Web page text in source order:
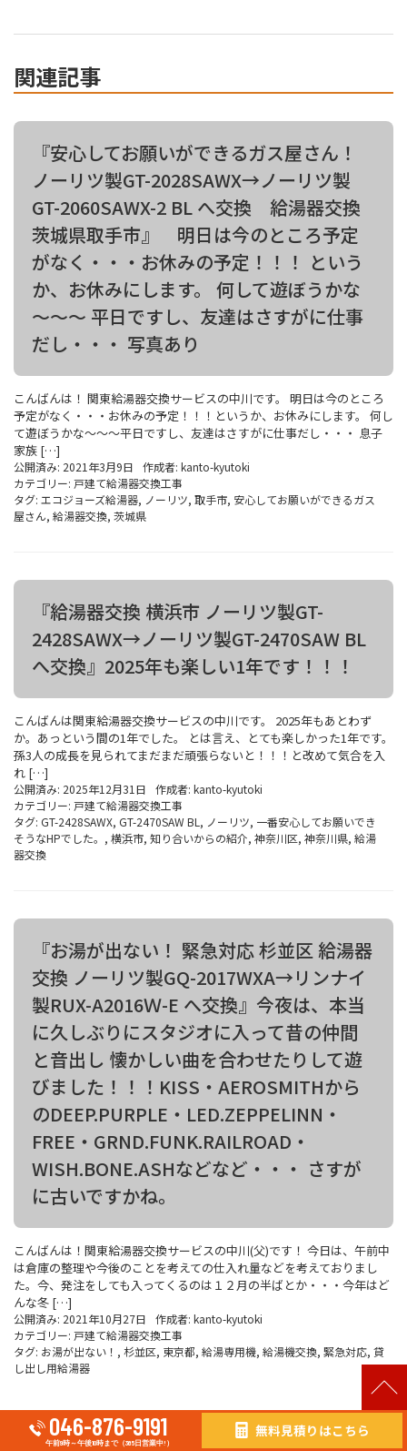
関連記事
『安心してお願いができるガス屋さん！
ノーリツ製GT-2028SAWX→ノーリツ製
GT-2060SAWX-2 BL へ交換 給湯器交換
茨城県取手市』 明日は今のところ予定
がなく・・・お休みの予定！！！ という
か、お休みにします。 何して遊ぼうかな
～～～ 平日ですし、友達はさすがに仕事
だし・・・ 写真あり
こんばんは！ 関東給湯器交換サービスの中川です。 明日は今のところ
予定がなく・・・お休みの予定！！！というか、お休みにします。 何し
て遊ぼうかな～～～平日ですし、友達はさすがに仕事だし・・・ 息子
家族 […]
公開済み: 2021年3月9日 作成者: kanto-kyutoki
カテゴリー: 戸建て給湯器交換工事
タグ: エコジョーズ給湯器, ノーリツ, 取手市, 安心してお願いができるガス
屋さん, 給湯器交換, 茨城県
『給湯器交換 横浜市 ノーリツ製GT-
2428SAWX→ノーリツ製GT-2470SAW BL
へ交換』2025年も楽しい1年です！！！
こんばんは関東給湯器交換サービスの中川です。 2025年もあとわず
か。あっという間の1年でした。 とは言え、とても楽しかった1年です。
孫3人の成長を見られてまだまだ頑張らないと！！！と改めて気合を入
れ […]
公開済み: 2025年12月31日 作成者: kanto-kyutoki
カテゴリー: 戸建て給湯器交換工事
タグ: GT-2428SAWX, GT-2470SAW BL , ノーリツ, 一番安心してお願いでき
そうなHPでした。 , 横浜市, 知り合いからの紹介, 神奈川区, 神奈川県, 給湯
器交換
『お湯が出ない！ 緊急対応 杉並区 給湯器
交換 ノーリツ製GQ-2017WXA→リンナイ
製RUX-A2016Ｗ-E へ交換』今夜は、本当
に久しぶりにスタジオに入って昔の仲間
と音出し 懐かしい曲を合わせたりして遊
びました！！！KISS・AEROSMITHから
のDEEP.PURPLE・LED.ZEPPELINN・
FREE・GRND.FUNK.RAILROAD・
WISH.BONE.ASHなどなど・・・ さすが
に古いですかね。
こんばんは！関東給湯器交換サービスの中川(父)です！ 今日は、午前中
は倉庫の整理や今後のことを考えての仕入れ量などを考えておりまし
た。今、発注をしても入ってくるのは１２月の半ばとか・・・今年はど
んな冬 […]
公開済み: 2021年10月27日 作成者: kanto-kyutoki
カテゴリー: 戸建て給湯器交換工事
タグ: お湯が出ない！ , 杉並区, 東京都, 給湯専用機, 給湯機交換, 緊急対応, 貸
し出し用給湯器
046-876-9191
午前9時～午後10時まで（365日営業中!）
無料見積りはこちら